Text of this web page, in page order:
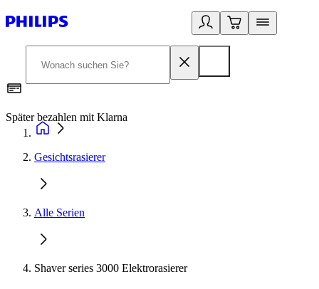
Später bezahlen mit Klarna
Gesichtsrasierer
Alle Serien
Shaver series 3000 Elektrorasierer